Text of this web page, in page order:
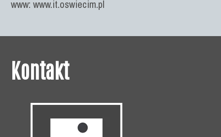
www: www.it.oswiecim.pl
Kontakt